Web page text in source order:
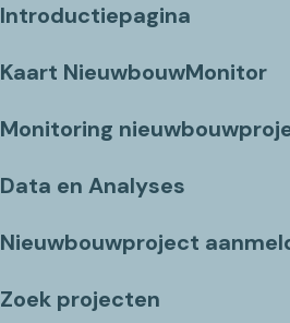
Introductiepagina
Kaart NieuwbouwMonitor
Monitoring
Data en Analyses
Nieuwbouwproject
Zoek projecten